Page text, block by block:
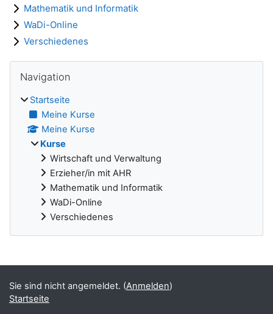
Mathematik und Informatik
WaDi-Online
Verschiedenes
Blöcke
Navigation
Startseite
Meine Kurse
Meine Kurse
Kurse
Wirtschaft und Verwaltung
Erzieher/in mit AHR
Mathematik und Informatik
WaDi-Online
Verschiedenes
Ergänzungsblöcke
Sie sind nicht angemeldet. (Anmelden)
Startseite